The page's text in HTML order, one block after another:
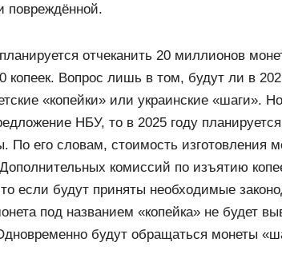
повреждённой.
отчеканить 20 миллионов
Вопрос лишь в том, будут ли в
«копейки» или украинские «шаги».
НБУ, то в 2025 году планируется
По его словам, стоимость изготовления
комиссий по изъятию
если будут приняты необходимые
под названием «копейка» не будет
будут обращаться монеты